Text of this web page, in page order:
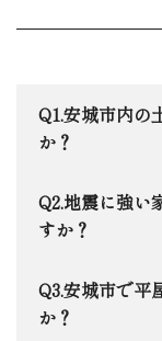
安城市内の
か？
もちろんで
して、ネット
らぽーと安城
宅のプロの目
地震に強い
すか？
日本住建で
をクリアする
安城市で平
か？